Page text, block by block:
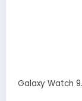
Galaxy Watch